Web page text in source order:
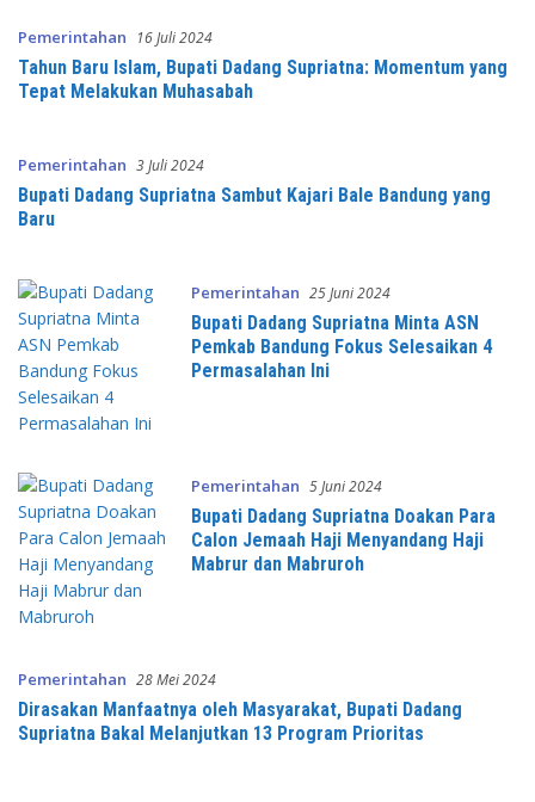
Pemerintahan 16 Juli 2024
Tahun Baru Islam, Bupati Dadang Supriatna: Momentum yang
Tepat Melakukan Muhasabah
Pemerintahan 3 Juli 2024
Bupati Dadang Supriatna Sambut Kajari Bale Bandung yang
Baru
Pemerintahan 25 Juni 2024
Bupati Dadang Supriatna Minta ASN
Pemkab Bandung Fokus Selesaikan 4
Permasalahan Ini
Pemerintahan 5 Juni 2024
Bupati Dadang Supriatna Doakan Para
Calon Jemaah Haji Menyandang Haji
Mabrur dan Mabruroh
Pemerintahan 28 Mei 2024
Dirasakan Manfaatnya oleh Masyarakat, Bupati Dadang
Supriatna Bakal Melanjutkan 13 Program Prioritas